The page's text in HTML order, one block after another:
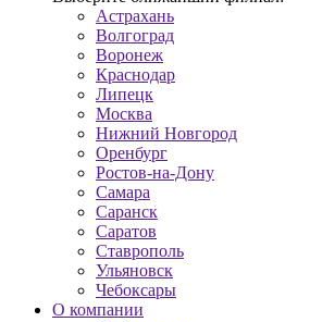
Астрахань
Волгоград
Воронеж
Краснодар
Липецк
Москва
Нижний Новгород
Оренбург
Ростов-на-Дону
Самара
Саранск
Саратов
Ставрополь
Ульяновск
Чебоксары
О компании